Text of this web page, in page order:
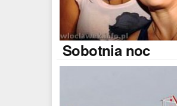
Sobotnia noc